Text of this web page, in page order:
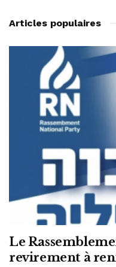
Articles populaires
Le
revirement à